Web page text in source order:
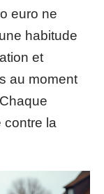
euro ne
habitude
et
au moment
contre la